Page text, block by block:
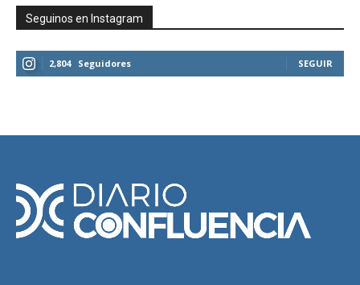
Seguinos en Instagram
2,804 Seguidores SEGUIR